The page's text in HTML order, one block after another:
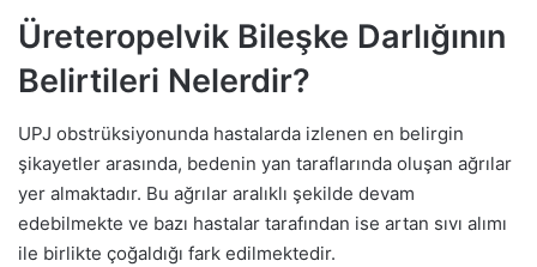
Üreteropelvik Bileşke Darlığının
Belirtileri Nelerdir?
UPJ obstrüksiyonunda hastalarda izlenen en belirgin
şikayetler arasında, bedenin yan taraflarında oluşan ağrılar
yer almaktadır. Bu ağrılar aralıklı şekilde devam
edebilmekte ve bazı hastalar tarafından ise artan sıvı alımı
ile birlikte çoğaldığı fark edilmektedir.